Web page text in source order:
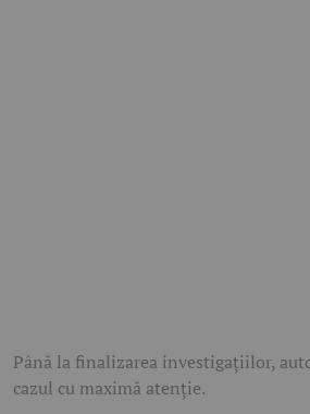
Până la finalizarea investigațiilor,
cazul cu maximă atenție.